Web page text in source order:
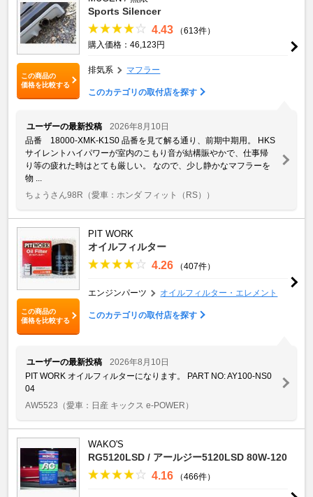
この商品の
価格を比較する
Sports Silencer
4.43
（613件）
購入価格：46,123円
排気系 マフラー
このカテゴリの取付店を探す
ユーザーの最新投稿
2026年8月10日
品番 18000-XMK-K1S0 品番を見て解る通り、前期中期用。 HKS
サイレントハイパワーが室内のこもり音が結構賑やかで、仕事帰
り等の疲れた時はとても厳しい。 なので、少し静かなマフラーを
物 ...
ちょうさん98R （愛車：ホンダ フィット（RS））
この商品の
価格を比較する
PIT WORK
オイルフィルター
4.26 （407件）
エンジンパーツ オイルフィルター・エレメント
このカテゴリの取付店を探す
ユーザーの最新投稿
2026年8月10日
PIT WORK オイルフィルターになります。 PART NO: AY100-NS0
04
AW5523 （愛車：日産 キックス e-POWER）
WAKO'S
RG5120LSD / アールジー5120LSD 80W-120
4.16 （466件）